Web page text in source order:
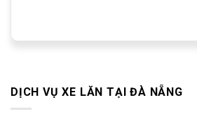
DỊCH VỤ XE LĂN TẠI ĐÀ NẴNG